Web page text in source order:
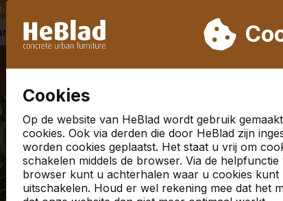
leveren wij niet van week 31 t/m week 33. Houdt u
Cookies
Op de website van HeBlad wordt gebruik
cookies. Ook via derden die door HeBlad zijn
worden cookies geplaatst. Het staat u vrij om
schakelen middels de browser. Via de
browser kunt u achterhalen waar u cookies kunt
uitschakelen. Houd er wel rekening mee dat het
30.000 producten verkocht Klanten beoordelen